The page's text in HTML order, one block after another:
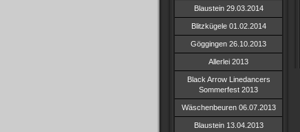
Blaustein 29.03.2014
Blitzkügele 01.02.2014
Göggingen 26.10.2013
Allerlei 2013
Black Arrow Linedancers
Sommerfest 2013
Wäschenbeuren 06.07.2013
Blaustein 13.04.2013